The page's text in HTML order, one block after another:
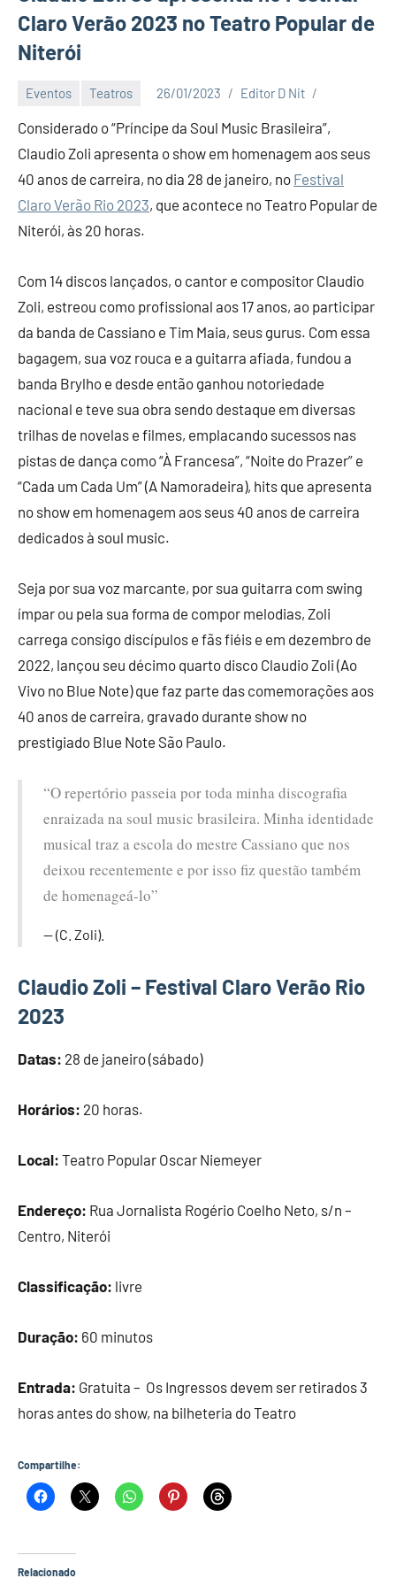
Claro Verão 2023 no Teatro Popular de
Niterói
Eventos Teatros 26/01/2023 Editor D Nit
Considerado o “Príncipe da Soul Music Brasileira”,
Claudio Zoli apresenta o show em homenagem aos seus
40 anos de carreira, no dia 28 de janeiro, no Festival
Claro Verão Rio 2023, que acontece no Teatro Popular de
Niterói, às 20 horas.
Com 14 discos lançados, o cantor e compositor Claudio
Zoli, estreou como profissional aos 17 anos, ao participar
da banda de Cassiano e Tim Maia, seus gurus. Com essa
bagagem, sua voz rouca e a guitarra afiada, fundou a
banda Brylho e desde então ganhou notoriedade
nacional e teve sua obra sendo destaque em diversas
trilhas de novelas e filmes, emplacando sucessos nas
pistas de dança como “À Francesa”, “Noite do Prazer” e
“Cada um Cada Um” (A Namoradeira), hits que apresenta
no show em homenagem aos seus 40 anos de carreira
dedicados à soul music.
Seja por sua voz marcante, por sua guitarra com swing
ímpar ou pela sua forma de compor melodias, Zoli
carrega consigo discípulos e fãs fiéis e em dezembro de
2022, lançou seu décimo quarto disco Claudio Zoli (Ao
Vivo no Blue Note) que faz parte das comemorações aos
40 anos de carreira, gravado durante show no
prestigiado Blue Note São Paulo.
“O repertório passeia por toda minha discografia
enraizada na soul music brasileira. Minha identidade
musical traz a escola do mestre Cassiano que nos
deixou recentemente e por isso fiz questão também
de homenageá-lo”
(C. Zoli).
Claudio Zoli – Festival Claro Verão Rio
2023
Datas: 28 de janeiro (sábado)
Horários: 20 horas.
Local: Teatro Popular Oscar Niemeyer
Endereço: Rua Jornalista Rogério Coelho Neto, s/n –
Centro, Niterói
Classificação: livre
Duração: 60 minutos
Entrada: Gratuita – Os Ingressos devem ser retirados 3
horas antes do show, na bilheteria do Teatro
Compartilhe:
Relacionado